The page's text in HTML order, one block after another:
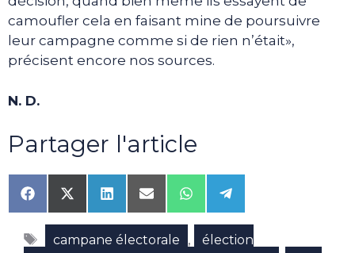
camoufler cela en faisant mine de poursuivre
leur campagne comme si de rien n’était»,
précisent encore nos sources.
N. D.
Partager l'article
Share
on
Facebook
Share
on
X
(Twitter)
Share
on
LinkedIn
Share
on
Email
Share
on
WhatsApp
Share
on
Telegram
Étiquettes
campane électorale ,
élection